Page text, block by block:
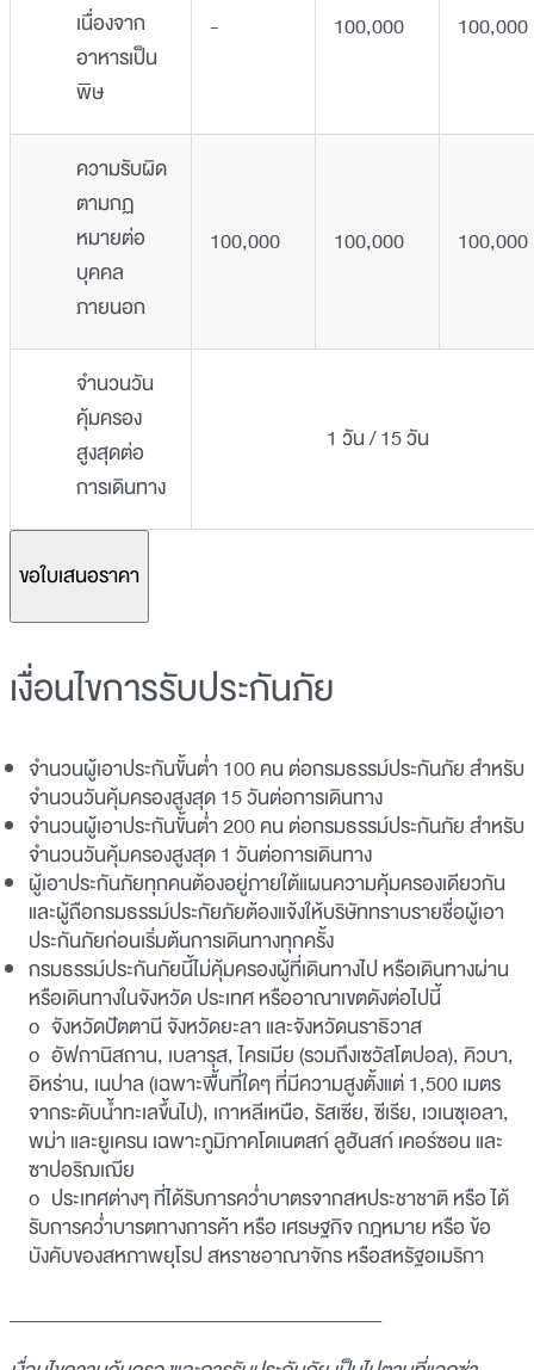
เนื่องจาก
อาหารเป็น
พิษ
- 100,000 100,000
ความรับผิด
ตามกฏ
หมายต่อ
บุคคล
ภายนอก
100,000 100,000 100,000
จำนวนวัน
คุ้มครอง
สูงสุดต่อ
การเดินทาง
1 วัน / 15 วัน
ขอใบเสนอราคา
เงื่อนไขการรับประกันภัย
จำนวนผู้เอาประกันขั้นต่ำ 100 คน ต่อกรมธรรม์ประกันภัย สำหรับ
จำนวนวันคุ้มครองสูงสุด 15 วันต่อการเดินทาง
จำนวนผู้เอาประกันขั้นต่ำ 200 คน ต่อกรมธรรม์ประกันภัย สำหรับ
จำนวนวันคุ้มครองสูงสุด 1 วันต่อการเดินทาง
ผู้เอาประกันภัยทุกคนต้องอยู่ภายใต้แผนความคุ้มครองเดียวกัน
และผู้ถือกรมธรรม์ประกัยภัยต้องแจ้งให้บริษัททราบรายชื่อผู้เอา
ประกันภัยก่อนเริ่มต้นการเดินทางทุกครั้ง
กรมธรรม์ประกันภัยนี้ไม่คุ้มครองผู้ที่เดินทางไป หรือเดินทางผ่าน
หรือเดินทางในจังหวัด ประเทศ หรืออาณาเขตดังต่อไปนี้
o จังหวัดปัตตานี จังหวัดยะลา และจังหวัดนราธิวาส
o อัฟกานิสถาน, เบลารุส, ไครเมีย (รวมถึงเซวัสโตปอล), คิวบา,
อิหร่าน, เนปาล (เฉพาะพื้นที่ใดๆ ที่มีความสูงตั้งแต่ 1,500 เมตร
จากระดับน้ำทะเลขึ้นไป), เกาหลีเหนือ, รัสเซีย, ซีเรีย, เวเนซุเอลา,
พม่า และยูเครน เฉพาะภูมิภาคโดเนตสก์ ลูฮันสก์ เคอร์ซอน และ
ซาปอริฌเฌีย
o ประเทศต่างๆ ที่ได้รับการคว่ำบาตรจากสหประชาชาติ หรือ ได้
รับการคว่ำบารตทางการค้า หรือ เศรษฐกิจ กฎหมาย หรือ ข้อ
บังคับของสหภาพยุโรป สหราชอาณาจักร หรือสหรัฐอเมริกา
_______________________________________